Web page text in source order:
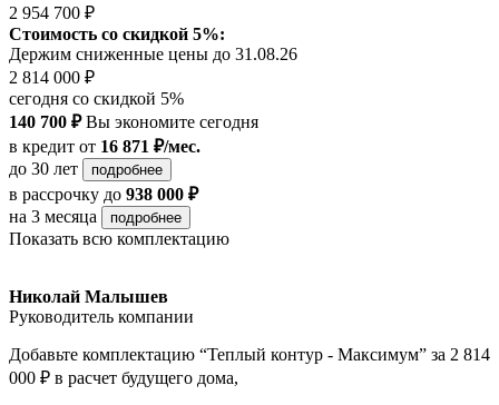
2 954 700 ₽
Стоимость со скидкой 5%:
Держим сниженные цены до 31.08.26
2 814 000 ₽
сегодня со скидкой 5%
140 700 ₽Вы экономите сегодня
в кредит от 16 871 ₽/мес.
до 30 лет
подробнее
в рассрочку до 938 000 ₽
на 3 месяца
подробнее
Показать всю комплектацию
Николай Малышев
Руководитель компании
Добавьте комплектацию “Теплый контур - Максимум” за 2 814
000 ₽ в расчет будущего дома,